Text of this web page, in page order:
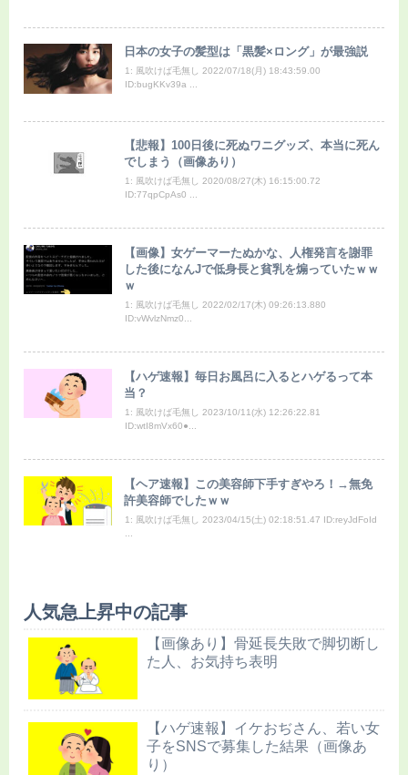
日本の女子の髪型は「黒髪×ロング」が最強説
1: 風吹けば毛無し 2022/07/18(月) 18:43:59.00
ID:bugKKv39a ...
【悲報】100日後に死ぬワニグッズ、本当に死ん
でしまう（画像あり）
1: 風吹けば毛無し 2020/08/27(木) 16:15:00.72
ID:77qpCpAs0 ...
【画像】女ゲーマーたぬかな、人権発言を謝罪
した後になんJで低身長と貧乳を煽っていたｗｗ
ｗ
1: 風吹けば毛無し 2022/02/17(木) 09:26:13.880
ID:vWvlzNmz0...
【ハゲ速報】毎日お風呂に入るとハゲるって本
当？
1: 風吹けば毛無し 2023/10/11(水) 12:26:22.81
ID:wtI8mVx60●...
【ヘア速報】この美容師下手すぎやろ！→無免
許美容師でしたｗｗ
1: 風吹けば毛無し 2023/04/15(土) 02:18:51.47 ID:reyJdFoId
人気急上昇中の記事
【画像あり】骨延長失敗で脚切断し
た人、お気持ち表明
【ハゲ速報】イケおぢさん、若い女
子をSNSで募集した結果（画像あ
り）